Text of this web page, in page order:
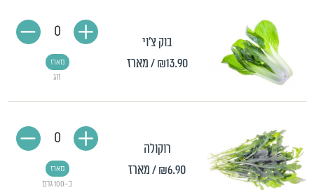
בוק צ'וי
₪13.90 / מארז
זוג
מארז
0
רוקולה
₪6.90/ מארז
כ-100 גרם
מארז
0